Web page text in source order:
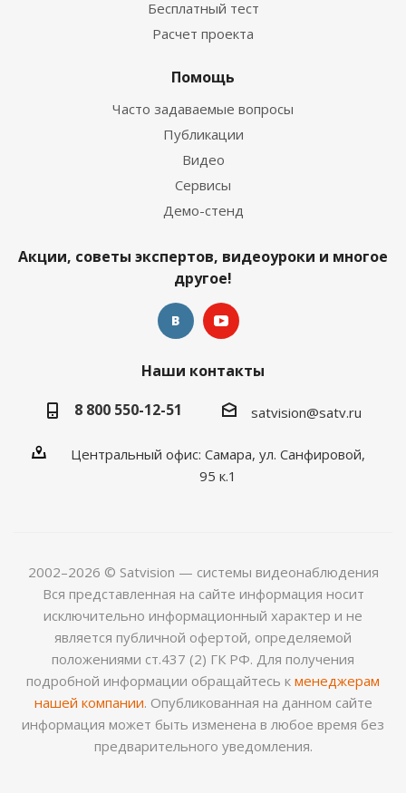
Бесплатный тест
Расчет проекта
Помощь
Часто задаваемые вопросы
Публикации
Видео
Сервисы
Демо-стенд
Акции, советы экспертов, видеоуроки и многое
другое!
Наши контакты
8 800 550-12-51
satvision@satv.ru
Центральный офис: Самара, ул. Санфировой,
95 к.1
2002–2026 © Satvision — системы видеонаблюдения
Вся представленная на сайте информация носит
исключительно информационный характер и не
является публичной офертой, определяемой
положениями ст.437 (2) ГК РФ. Для получения
подробной информации обращайтесь к менеджерам
нашей компании. Опубликованная на данном сайте
информация может быть изменена в любое время без
предварительного уведомления.